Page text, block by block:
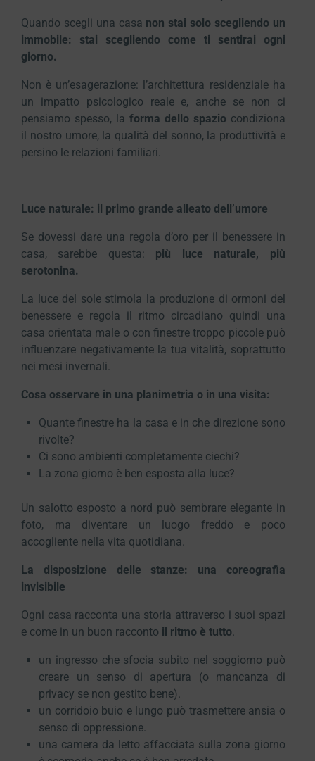
Quando scegli una casa non stai solo scegliendo un
immobile: stai scegliendo come ti sentirai ogni
giorno.
Non è un’esagerazione: l’architettura residenziale ha
un impatto psicologico reale e, anche se non ci
pensiamo spesso, la forma dello spaziocondiziona
il nostro umore, la qualità del sonno, la produttività e
persino le relazioni familiari.
Luce naturale: il primo grande alleato dell’umore
Se dovessi dare una regola d’oro per il benessere in
casa, sarebbe questa: più luce naturale, più
serotonina.
La luce del sole stimola la produzione di ormoni del
benessere e regola il ritmo circadiano quindi una
casa orientata male o con finestre troppo piccole può
influenzare negativamente la tua vitalità, soprattutto
nei mesi invernali.
Cosa osservare in una planimetria o in una visita:
Quante finestre ha la casa e in che direzione sono
rivolte?
Ci sono ambienti completamente ciechi?
La zona giorno è ben esposta alla luce?
Un salotto esposto a nord può sembrare elegante in
foto, ma diventare un luogo freddo e poco
accogliente nella vita quotidiana.
La disposizione delle stanze: una coreografia
invisibile
Ogni casa racconta una storia attraverso i suoi spazi
e come in un buon racconto il ritmo è tutto.
un ingresso che sfocia subito nel soggiorno può
creare un senso di apertura (o mancanza di
privacy se non gestito bene).
un corridoio buio e lungo può trasmettere ansia o
senso di oppressione.
una camera da letto affacciata sulla zona giorno